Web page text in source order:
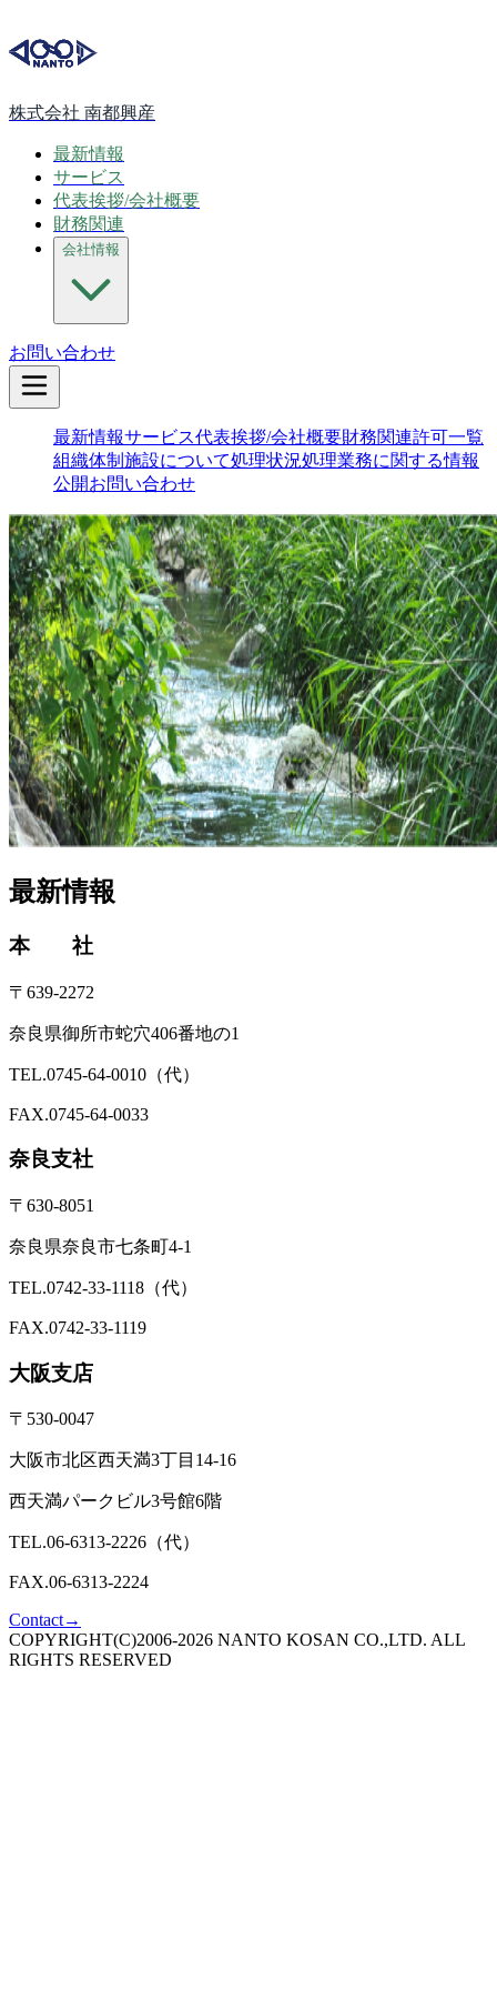
株式会社 南都興産
最新情報
サービス
代表挨拶/会社概要
財務関連
会社情報
お問い合わせ
最新情報サービス代表挨拶/会社概要財務関連許可一覧
組織体制 施設について処理状況処理業務に関する情報
公開お問い合わせ
最新情報
本 社
〒639-2272
奈良県御所市蛇穴406番地の1
TEL.0745-64-0010（代）
FAX.0745-64-0033
奈良支社
〒630-8051
奈良県奈良市七条町4-1
TEL.0742-33-1118（代）
FAX.0742-33-1119
大阪支店
〒530-0047
大阪市北区西天満3丁目14-16
西天満パークビル3号館6階
TEL.06-6313-2226（代）
FAX.06-6313-2224
Contact→
COPYRIGHT(C)2006-2026 NANTO KOSAN CO.,LTD. ALL
RIGHTS RESERVED